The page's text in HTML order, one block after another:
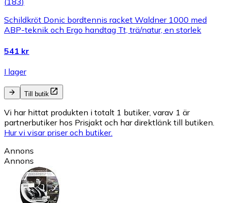
Schildkröt Donic bordtennis racket Waldner 1000 med
ABP-teknik och Ergo handtag Tt, trä/natur, en storlek
541 kr
I lager
Till butik
Vi har hittat produkten i totalt 1 butiker, varav 1 är
partnerbutiker hos Prisjakt och har direktlänk till butiken.
Hur vi visar priser och butiker.
Annons
Annons